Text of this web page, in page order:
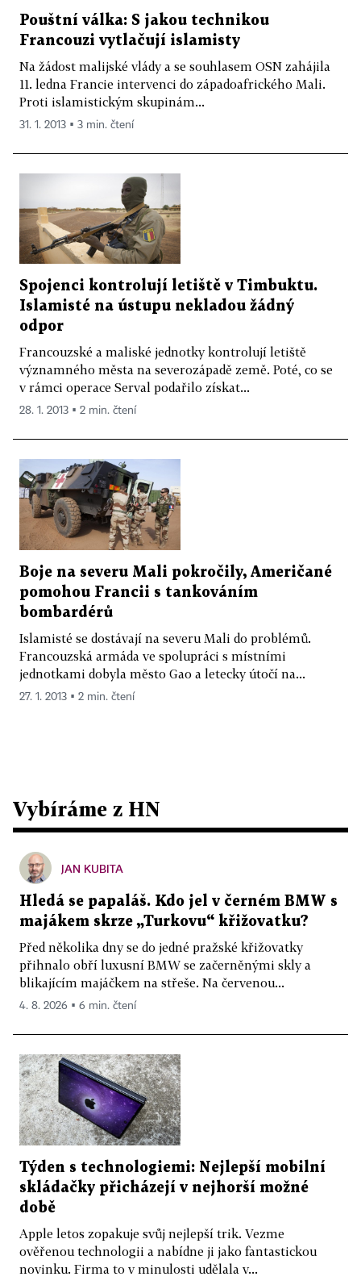
Pouštní válka: S jakou technikou
Francouzi vytlačují islamisty
Na žádost malijské vlády a se souhlasem OSN zahájila
11. ledna Francie intervenci do západoafrického Mali.
Proti islamistickým skupinám...
31. 1. 2013 ▪ 3 min. čtení
Spojenci kontrolují letiště v Timbuktu.
Islamisté na ústupu nekladou žádný
odpor
Francouzské a maliské jednotky kontrolují letiště
významného města na severozápadě země. Poté, co se
v rámci operace Serval podařilo získat...
28. 1. 2013 ▪ 2 min. čtení
Boje na severu Mali pokročily, Američané
pomohou Francii s tankováním
bombardérů
Islamisté se dostávají na severu Mali do problémů.
Francouzská armáda ve spolupráci s místními
jednotkami dobyla město Gao a letecky útočí na...
27. 1. 2013 ▪ 2 min. čtení
Vybíráme z HN
JAN KUBITA
Hledá se papaláš. Kdo jel v černém BMW s
majákem skrze „Turkovu“ křižovatku?
Před několika dny se do jedné pražské křižovatky
přihnalo obří luxusní BMW se začerněnými skly a
blikajícím majáčkem na střeše. Na červenou...
4. 8. 2026 ▪ 6 min. čtení
Týden s technologiemi: Nejlepší mobilní
skládačky přicházejí v nejhorší možné
době
Apple letos zopakuje svůj nejlepší trik. Vezme
ověřenou technologii a nabídne ji jako fantastickou
novinku. Firma to v minulosti udělala v...